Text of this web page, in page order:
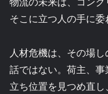
そこに立つ人の手に委
人材危機は、その場
話ではない。荷主、
立ち位置を見つめ直